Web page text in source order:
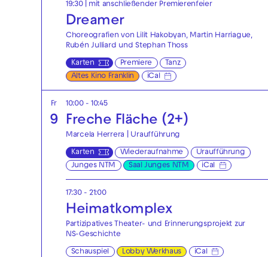
19:30 | mit anschließender Premierenfeier
Dreamer
Choreografien von Lilit Hakobyan, Martin Harriague,
Rubén Julliard und Stephan Thoss
Karten Premiere
Tanz
Altes Kino Franklin
iCal
Fr
9
10:00 - 10:45
Freche Fläche (2+)
Marcela Herrera | Uraufführung
Karten Wiederaufnahme
Uraufführung
Junges NTM
Saal Junges NTM iCal
17:30 - 21:00
Heimatkomplex
Partizipatives Theater- und Erinnerungsprojekt zur
NS-Geschichte
Schauspiel Lobby Werkhaus iCal